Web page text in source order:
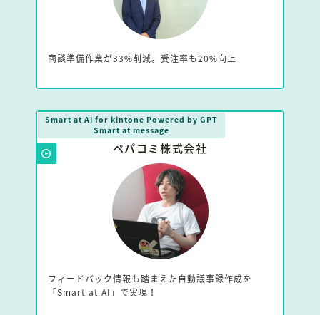
商談準備作業が33%削減。受注率も20%向上
Smart at AI for kintone Powered by GPT
Smart at message
ペパコミ株式会社
フィードバック情報も踏まえた自動議事録作成を
「Smart at AI」で実現！